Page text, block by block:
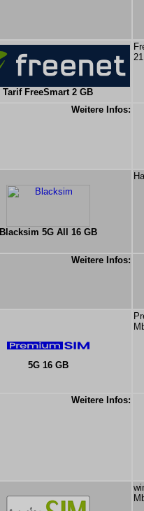
Tarif FreeSmart 2 GB
Weitere Infos:
Blacksim 5G All 16 GB
Weitere Infos:
5G 16 GB
Weitere Infos: